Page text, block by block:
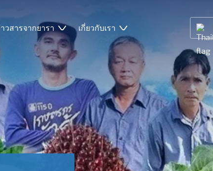
วสารจากยารา เกี่ยวกับเรา